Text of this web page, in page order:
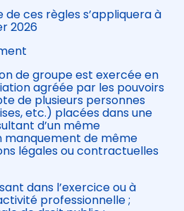
de ces règles s’appliquera à
2026
de groupe est exercée en
agréée par les pouvoirs
de plusieurs personnes
etc.) placées dans une
d’un même
manquement de même
légales ou contractuelles
dans l’exercice ou à
professionnelle ;